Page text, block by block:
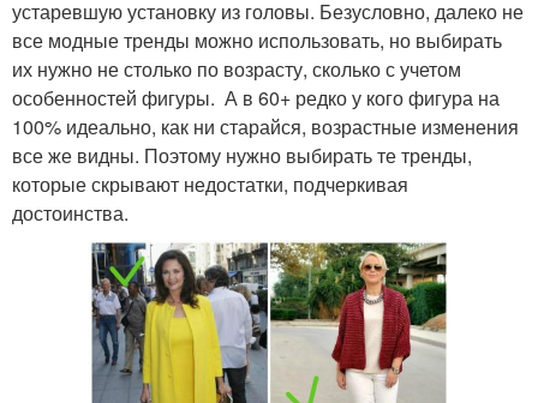
устаревшую установку из головы. Безусловно, далеко не
все модные тренды можно использовать, но выбирать
их нужно не столько по возрасту, сколько с учетом
особенностей фигуры. А в 60+ редко у кого фигура на
100% идеально, как ни старайся, возрастные изменения
все же видны. Поэтому нужно выбирать те тренды,
которые скрывают недостатки, подчеркивая
достоинства.